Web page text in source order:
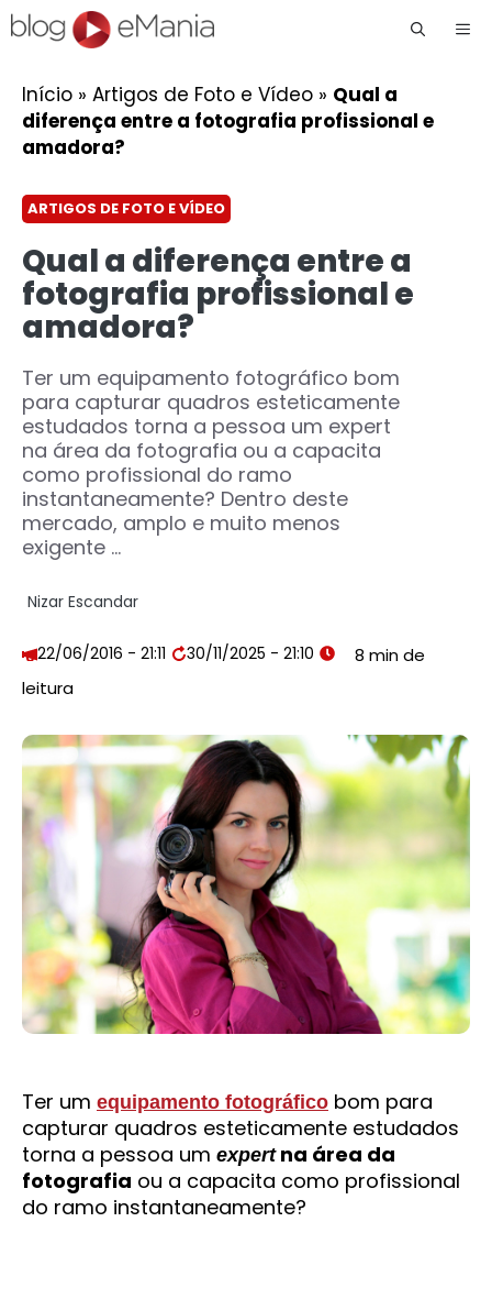
Início » Artigos de Foto e Vídeo » Qual a
diferença entre a fotografia profissional e
amadora?
ARTIGOS DE FOTO E VÍDEO
Qual a diferença entre a
fotografia profissional e
amadora?
Ter um equipamento fotográfico bom
para capturar quadros esteticamente
estudados torna a pessoa um expert
na área da fotografia ou a capacita
como profissional do ramo
instantaneamente? Dentro deste
mercado, amplo e muito menos
exigente ...
Nizar Escandar
22/06/2016 - 21:11 30/11/2025 - 21:10
Ter um equipamento fotográfico bom para
capturar quadros esteticamente estudados
torna a pessoa um expertna área da
fotografia ou a capacita como profissional
do ramo instantaneamente?